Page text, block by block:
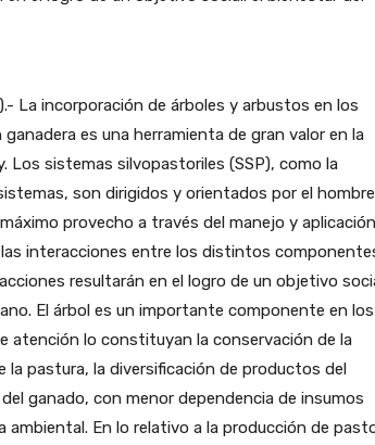
La incorporación de árboles y arbustos en los
es una herramienta de gran valor en la
Los sistemas silvopastoriles (SSP), como la
son dirigidos y orientados por el
provecho a través del manejo y aplicación
interacciones entre los distintos
resultarán en el logro de un objetivo
El árbol es un importante componente en los
atención lo constituyan la conservación de la
la pastura, la diversificación de productos del
ganado, con menor dependencia de insumos
En lo relativo a la producción de